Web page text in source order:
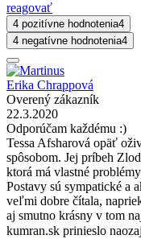
reagovať
4 pozitívne hodnotenia4
4 negatívne hodnotenia4
Erika Chrappová
Overený zákazník
22.3.2020
Odporúčam každému :)
Tessa Afsharová opäť
spôsobom. Jej príbeh
ktorá má vlastné
Postavy sú sympatické a
veľmi dobre čítala,
aj smutno krásny v tom
kumran.sk prinieslo